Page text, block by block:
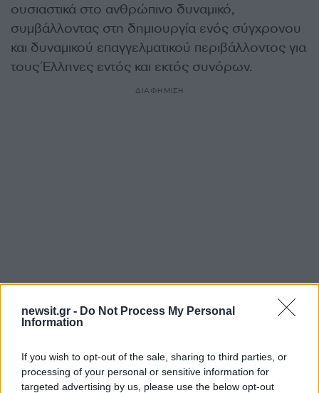
newsit.gr - Do Not Process My Personal
Information
If you wish to opt-out of the sale, sharing to third parties, or
processing of your personal or sensitive information for
targeted advertising by us, please use the below opt-out
ουσιαστικά στο ανθρώπινο δυναμικό,
συμβάλλοντας στη δημιουργία ενός σύγχρονου
και δυναμικού επαγγελματικού περιβάλλοντος για
τους Έλληνες εντός και εκτός συνόρων.
ΔΙΑΦΗΜΙΣΗ
Αν τα χάσατε